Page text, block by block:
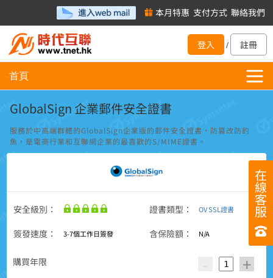
本月特惠 支付方式 聯絡我們
登入 / 註冊
在
線
客
服
首頁
GlobalSign 企業郵件安全證書
服務於中高端群體的GlobalSign企業版的郵件安全證書，防篡改防釣
魚，是電商行業和互聯網企業的最喜歡的S/MIME證書。
安全級別： 證書類型： OV SSL證書
簽發速度： 3-7個工作日簽發 含保險額： N/A
購買年限 - +